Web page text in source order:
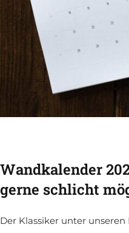
Wandkalender
gerne schlicht
Der Klassiker unter unseren